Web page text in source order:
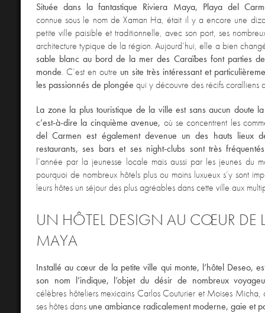
Située dans la fantastique Riviera Maya, Playa del
connue sous le nom de Xaman Ha, était il y a encore une
petite ville paisible et traditionnelle, avec son port, ses
architecture typique de la région. Aujourd’hui, elle a bien
sable blanc au bord de la mer des Caraïbes font parties
monde. C’est en outre un site très intéressant et
les passionnés de plongée qui y découvre des récifs coralliens
La zone la plus touristique de la ville est sans aucun doute
c’est-à-dire la cinquième avenue, où se concentrent les
del Carmen est également devenue un des hauts lieux
restaurants, ses bars et ses night-clubs sont très fréquentés
l’année par la jeunesse locale mais aussi par les jeunes du
pourquoi de nombreux hôtels plus ou moins luxueux s’y sont
leurs hôtes un séjour des plus agréables dans cette ville aux
UN HÔTEL DESIGN AU CŒUR DE
MAYA
Installé au cœur de la petite ville qui monte, l’hôtel Deseo,
son nom l’indique, l’objet du désir de nombreux
célèbres hôteliers mexicains Carlos Couturier et Moises
ses hôtes dans une ambiance radicalement moderne, gaie et